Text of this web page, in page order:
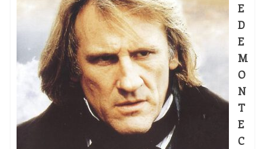
E
D
E
M
O
N
T
E
C